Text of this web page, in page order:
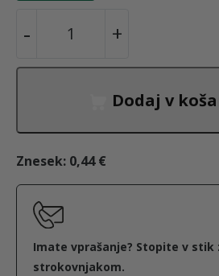
c
n
j
a
c
a
-
u
i
p
+
Dodaj v
Znesek: 0,44 €
Imate vprašanje? Stopite v stik
strokovnjakom.